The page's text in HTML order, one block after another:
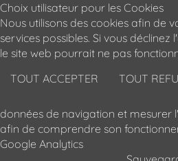
Choix utilisateur pour les Cookies
Nous utilisons des cookies afin de
services possibles. Si vous déclinez
le site web pourrait ne pas
TOUT ACCEPTER
TOUT
données de navigation et mesurer
afin de comprendre son
Google Analytics